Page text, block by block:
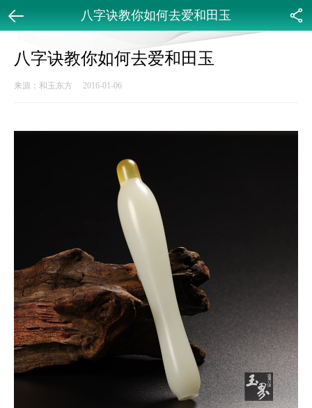
八字诀教你如何去爱和田玉
八字诀教你如何去爱和田玉
来源：和玉东方 2016-01-06